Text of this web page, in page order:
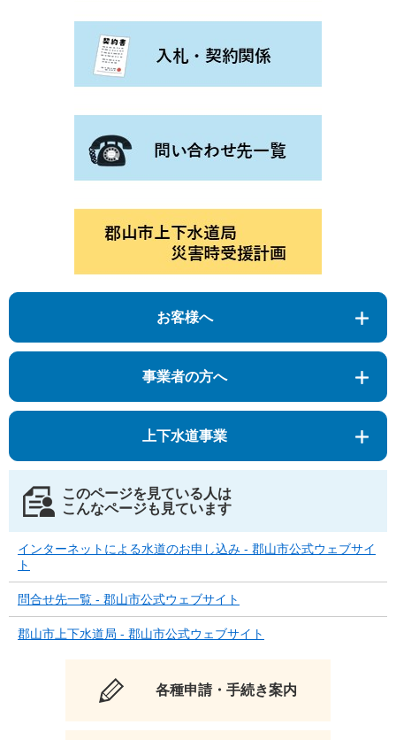
お客様へ
事業者の方へ
上下水道事業
このページを見ている人は
こんなページも見ています
インターネットによる水道のお申し込み - 郡山市公式ウェブサイ
ト
問合せ先一覧 - 郡山市公式ウェブサイト
郡山市上下水道局 - 郡山市公式ウェブサイト
各種申請・手続き案内